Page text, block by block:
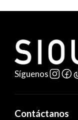
Síguenos
Contáctanos